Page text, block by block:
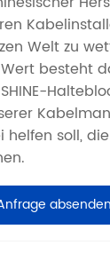
Welt zu
besteht
helfen soll,